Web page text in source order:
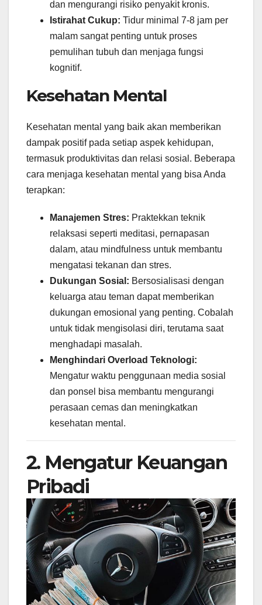
dan mengurangi risiko penyakit kronis.
Istirahat Cukup: Tidur minimal 7-8 jam per
malam sangat penting untuk proses
pemulihan tubuh dan menjaga fungsi
kognitif.
Kesehatan Mental
Kesehatan mental yang baik akan memberikan
dampak positif pada setiap aspek kehidupan,
termasuk produktivitas dan relasi sosial. Beberapa
cara menjaga kesehatan mental yang bisa Anda
terapkan:
Manajemen Stres: Praktekkan teknik
relaksasi seperti meditasi, pernapasan
dalam, atau mindfulness untuk membantu
mengatasi tekanan dan stres.
Dukungan Sosial: Bersosialisasi dengan
keluarga atau teman dapat memberikan
dukungan emosional yang penting. Cobalah
untuk tidak mengisolasi diri, terutama saat
menghadapi masalah.
Menghindari Overload Teknologi:
Mengatur waktu penggunaan media sosial
dan ponsel bisa membantu mengurangi
perasaan cemas dan meningkatkan
kesehatan mental.
2. Mengatur Keuangan
Pribadi